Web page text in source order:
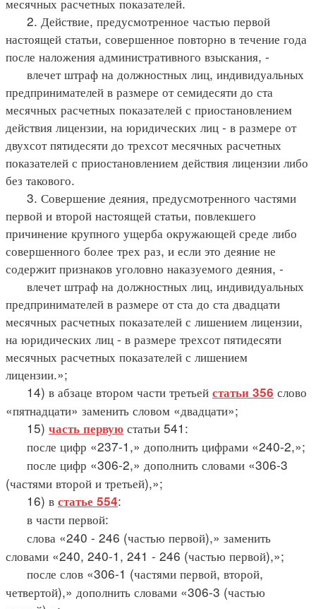
2. Действие, предусмотренное частью первой
настоящей статьи, совершенное повторно в течение года
после наложения административного взыскания, -
влечет штраф на должностных лиц, индивидуальных
предпринимателей в размере от семидесяти до ста
месячных расчетных показателей с приостановлением
действия лицензии, на юридических лиц - в размере от
двухсот пятидесяти до трехсот месячных расчетных
показателей с приостановлением действия лицензии либо
без такового.
3. Совершение деяния, предусмотренного частями
первой и второй настоящей статьи, повлекшего
причинение крупного ущерба окружающей среде либо
совершенного более трех раз, и если это деяние не
содержит признаков уголовно наказуемого деяния, -
влечет штраф на должностных лиц, индивидуальных
предпринимателей в размере от ста до ста двадцати
месячных расчетных показателей с лишением лицензии,
на юридических лиц - в размере трехсот пятидесяти
месячных расчетных показателей с лишением
лицензии.»;
14) в абзаце втором части третьей статьи 356 слово
«пятнадцати» заменить словом «двадцати»;
15) часть первую статьи 541:
после цифр «237-1,» дополнить цифрами «240-2,»;
после цифр «306-2,» дополнить словами «306-3
(частями второй и третьей),»;
16) в статье 554:
в части первой:
слова «240 - 246 (частью первой),» заменить
словами «240, 240-1, 241 - 246 (частью первой),»;
после слов «306-1 (частями первой, второй,
четвертой),» дополнить словами «306-3 (частью